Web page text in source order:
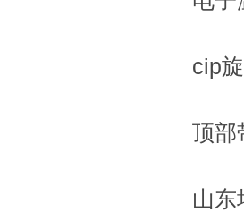
cip旋
顶部带
山东均